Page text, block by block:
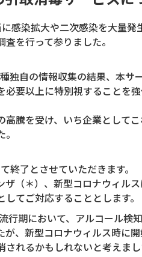
感染拡大や二次感染を大量
を行って参りました。
独自の情報収集の結果、本
要以上に特別視することを
騰を受け、いち企業として
終了とさせていただきます。
（＊）、新型コロナウィル
てご対応することとします。
期において、アルコール検
、新型コロナウィルス時に
れるかもしれないと考えまし